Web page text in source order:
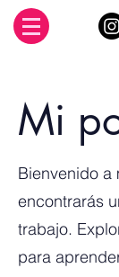
Mi
Bienvenido a
encontrarás
trabajo.
para